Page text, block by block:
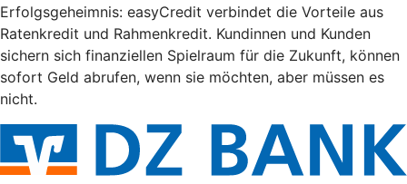
Erfolgsgeheimnis: easyCredit verbindet die Vorteile aus
Ratenkredit und Rahmenkredit. Kundinnen und Kunden
sichern sich finanziellen Spielraum für die Zukunft, können
sofort Geld abrufen, wenn sie möchten, aber müssen es
nicht.